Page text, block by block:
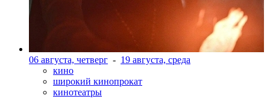
06 августа, четверг - 19 августа, среда
кино
широкий кинопрокат
кинотеатры